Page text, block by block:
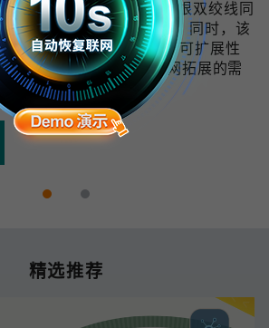
10 Mbps 带宽下通过单根双绞线同
传输距离最远可达 1 km。同时，该
协议开发，具备良好的可扩展性
未来数字化和工业物联网拓展的需
精选推荐